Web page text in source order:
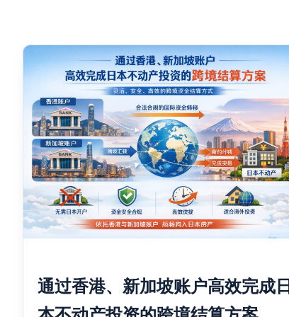
通过香港、新加坡账户高效完成日